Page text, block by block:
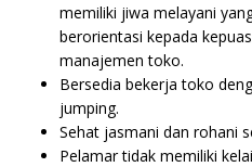
memiliki jiwa melayani
berorientasi kepada
manajemen toko.
Bersedia bekerja toko
jumping.
Sehat jasmani dan rohani
Pelamar tidak memiliki